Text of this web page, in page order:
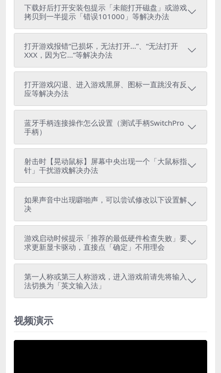
下载好后打开安装包提示「未能打开磁盘」或游戏
拷贝到一半提示「错误101000」等解决办法
打开游戏报错“已损坏，无法打开...”、“无法打开
XXX，因为它...”等解决办法
打开游戏闪退、进入游戏黑屏、图标一直跳没有反
应等解决办法
蓝牙手柄连接操作怎么设置（测试手柄SwitchPro
手柄）
射击时【晃动鼠标】屏幕中央出现一个「大鼠标指
针」干扰游戏解决办法
如果声音中出现噼啪声，可以尝试修改以下设置解
决
游戏启动时候提示「推荐的最低硬件检查失败」要
求更新显卡驱动，直接点「确定」不用理会
第一人称或第三人称游戏，进入游戏前请先将输入
法切换为「英文输入法」
视频演示